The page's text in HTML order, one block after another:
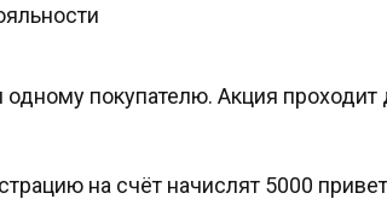
одному покупателю. Акция
на счёт начислят 5000